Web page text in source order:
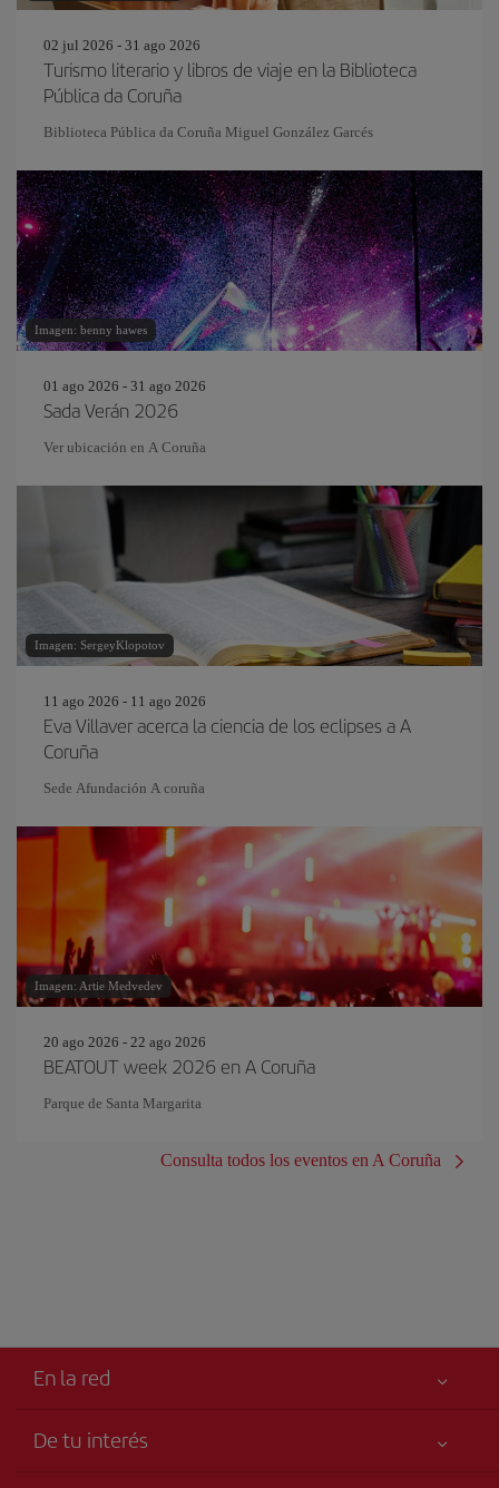
02 jul 2026 - 31 ago 2026
Turismo literario y libros de viaje en la Biblioteca
Pública da Coruña
Biblioteca Pública da Coruña Miguel González Garcés
Imagen: benny hawes
01 ago 2026 - 31 ago 2026
Sada Verán 2026
Ver ubicación en A Coruña
Imagen: SergeyKlopotov
11 ago 2026 - 11 ago 2026
Eva Villaver acerca la ciencia de los eclipses a A
Coruña
Sede Afundación A coruña
Imagen: Artie Medvedev
20 ago 2026 - 22 ago 2026
BEATOUT week 2026 en A Coruña
Parque de Santa Margarita
Consulta todos los eventos en A Coruña
En la red
De tu interés